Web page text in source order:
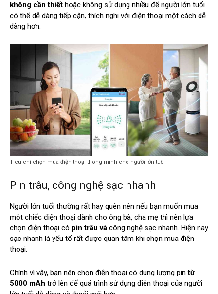
không cần thiết hoặc không sử dụng nhiều để người lớn tuổi
có thể dễ dàng tiếp cận, thích nghi với điện thoại một cách dễ
dàng hơn.
Tiêu chí chọn mua điện thoại thông minh cho người lớn tuổi
Pin trâu, công nghệ sạc nhanh
Người lớn tuổi thường rất hay quên nên nếu bạn muốn mua
một chiếc điện thoại dành cho ông bà, cha mẹ thì nên lựa
chọn điện thoại có pin trâu và công nghệ sạc nhanh. Hiện nay
sạc nhanh là yếu tố rất được quan tâm khi chọn mua điện
thoại.
Chính vì vậy, bạn nên chọn điện thoại có dung lượng pin từ
5000 mAh trở lên để quá trình sử dụng điện thoại của người